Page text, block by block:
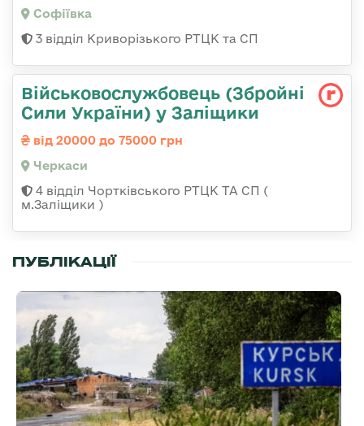
Софіївка
3 відділ Криворізького РТЦК та СП
Військовослужбовець (Збройні
Сили України) у Заліщики
від 20000 до 75000 грн
Черкаси
4 відділ Чортківського РТЦК ТА СП (
м.Заліщики )
ПУБЛІКАЦІЇ